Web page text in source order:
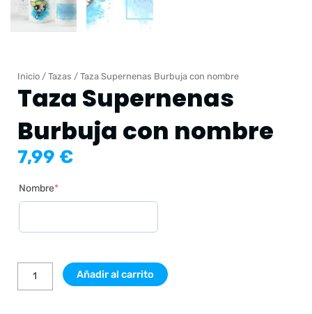
Inicio / Tazas / Taza Supernenas Burbuja con nombre
Taza Supernenas
Burbuja con nombre
7,99 €
Nombre*(required)
Supernenas
Añadir al carrito